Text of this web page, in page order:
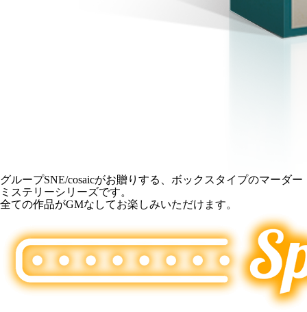
グループSNE/cosaicがお贈りする、ボックスタイプのマーダー
ミステリーシリーズです。
全ての作品がGMなしてお楽しみいただけます。